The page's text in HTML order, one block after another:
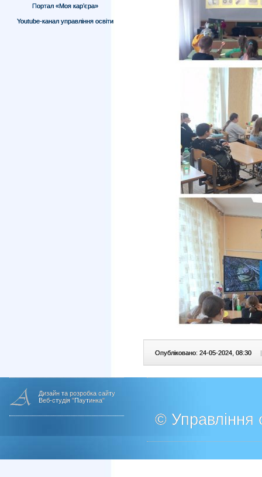
Портал «Моя кар’єра»
Youtube-канал управління освіти
Опубліковано: 24-05-2024, 08:30 |
Дизайн та розробка сайту
Веб-студія "Паутинка"
© Управління